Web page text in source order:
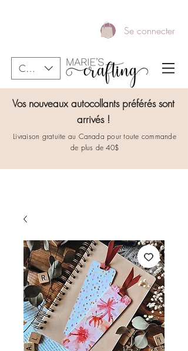
Se connecter
CAD (C$)
Vos nouveaux autocollants préférés sont
arrivés !
Livraison gratuite au Canada pour toute commande
de plus de 40$